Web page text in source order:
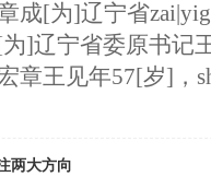
[为]辽宁省
]辽宁省委原书记
王见年57[岁]，
两大方向